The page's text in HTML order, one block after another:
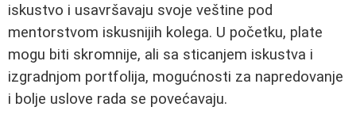
iskustvo i usavršavaju svoje veštine pod
mentorstvom iskusnijih kolega. U početku, plate
mogu biti skromnije, ali sa sticanjem iskustva i
izgradnjom portfolija, mogućnosti za napredovanje
i bolje uslove rada se povećavaju.